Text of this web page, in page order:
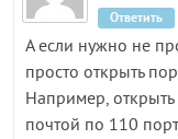
А если нужно не
просто открыть
Например, открыть
почтой по 110
Ответить